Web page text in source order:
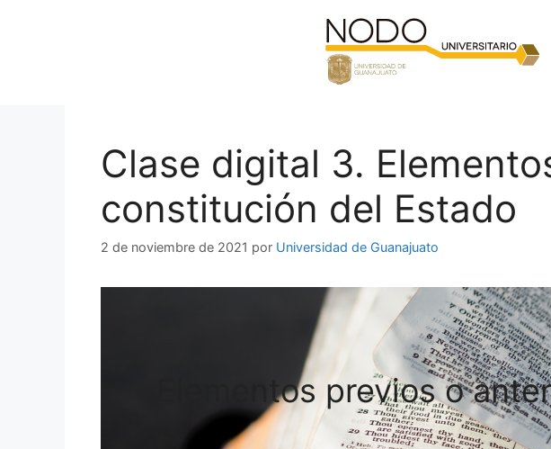
Clase digital 3.
constitución del Estado
2 de noviembre de 2021 por Universidad de Guanajuato
Elementos previos o